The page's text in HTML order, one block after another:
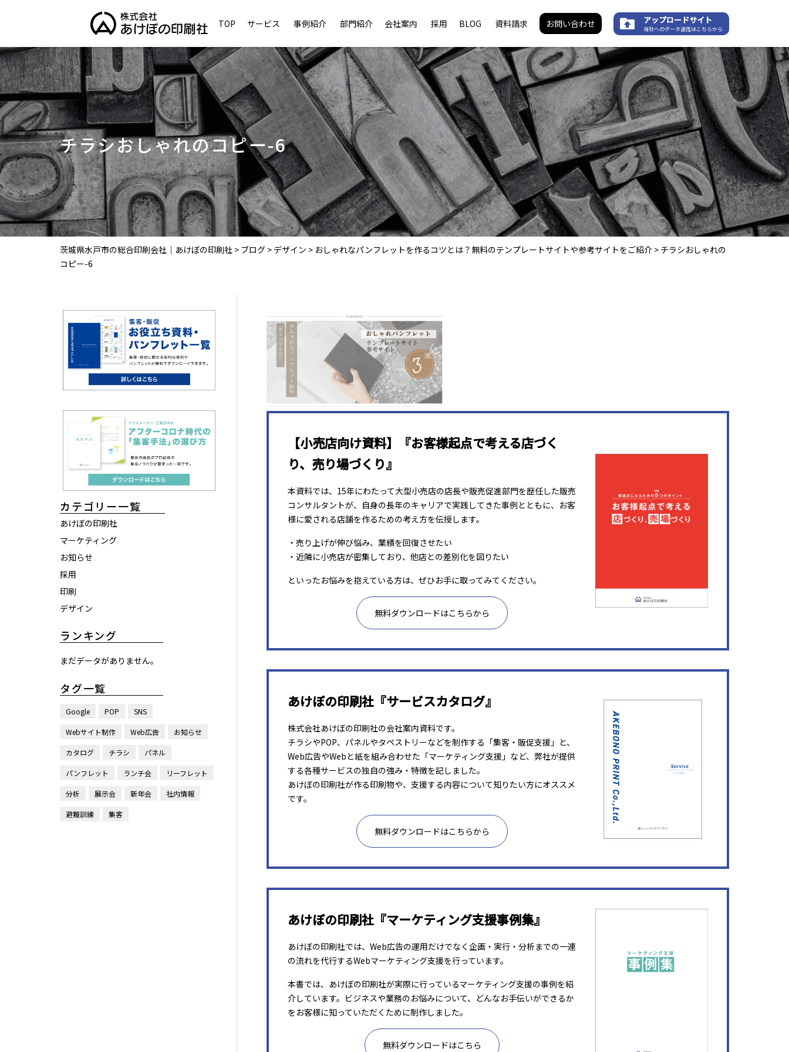
TOP サービス 事例紹介 部門紹介 会社案内 採用 BLOG 資料請求 お問い合わせ アップロードサイト
当社へのデータ送信はこちらから
チラシおしゃれのコピー-6
茨城県水戸市の総合印刷会社｜あけぼの印刷社 > ブログ > デザイン > おしゃれなパンフレットを作るコツとは？無料のテンプレートサイトや参考サイトをご紹介 > チラシおしゃれの
コピー-6
カテゴリー一覧
あけぼの印刷社
マーケティング
お知らせ
採用
印刷
デザイン
ランキング
まだデータがありません。
タグ一覧
Google POP SNS
Webサイト制作 Web広告 お知らせ
カタログ チラシ パネル
パンフレット ランチ会 リーフレット
分析 展示会 新年会 社内情報
避難訓練 集客
【小売店向け資料】『お客様起点で考える店づく
り、売り場づくり』
本資料では、15年にわたって大型小売店の店長や販売促進部門を歴任した販売
コンサルタントが、自身の長年のキャリアで実践してきた事例とともに、お客
様に愛される店舗を作るための考え方を伝授します。
・売り上げが伸び悩み、業績を回復させたい
・近隣に小売店が密集しており、他店との差別化を図りたい
といったお悩みを抱えている方は、ぜひお手に取ってみてください。
無料ダウンロードはこちらから
あけぼの印刷社『サービスカタログ』
株式会社あけぼの印刷社の会社案内資料です。
チラシやPOP、パネルやタペストリーなどを制作する「集客・販促支援」と、
Web広告やWebと紙を組み合わせた「マーケティング支援」など、弊社が提供
する各種サービスの独自の強み・特徴を記しました。
あけぼの印刷社が作る印刷物や、支援する内容について知りたい方にオススメ
です。
無料ダウンロードはこちらから
あけぼの印刷社『マーケティング支援事例集』
あけぼの印刷社では、Web広告の運用だけでなく企画・実行・分析までの一連
の流れを代行するWebマーケティング支援を行っています。
本書では、あけぼの印刷社が実際に行っているマーケティング支援の事例を紹
介しています。ビジネスや業務のお悩みについて、どんなお手伝いができるか
をお客様に知っていただくために制作しました。
無料ダウンロードはこちら